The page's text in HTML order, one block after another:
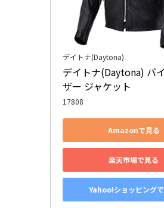
デイトナ(Daytona)
デイトナ(Daytona) バ
ザー ジャケット
17808
Amazonで見る
楽天市場で見る
Yahoo!ショッピング